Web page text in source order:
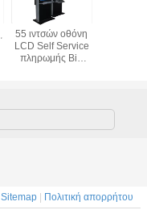
55 ιντσών οθόνη
LCD Self Service
πληρωμής Big
συγκομιδή
Sitemap
Πολιτική απορρήτου